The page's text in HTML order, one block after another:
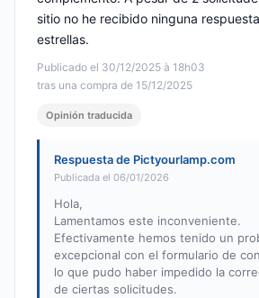
Publicado el 30/12/2025 à 18h03
tras una compra de 15/12/2025
sitio no he recibido ninguna
estrellas.
Opinión traducida
Respuesta de Pictyourlamp.com
Publicada el 06/01/2026
Hola,
Lamentamos este inconveniente.
Efectivamente hemos tenido un
excepcional con el formulario de
lo que pudo haber impedido la
de ciertas solicitudes.